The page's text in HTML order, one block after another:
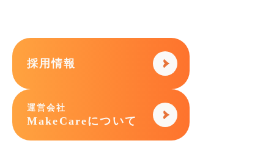
採用情報
運営会社
MakeCareについて